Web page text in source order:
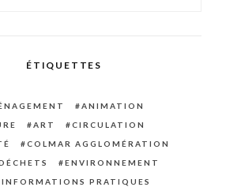
ÉTIQUETTES
ANIMATION
ART
CIRCULATION
COLMAR AGGLOMÉRATION
ENVIRONNEMENT
INFORMATIONS PRATIQUES